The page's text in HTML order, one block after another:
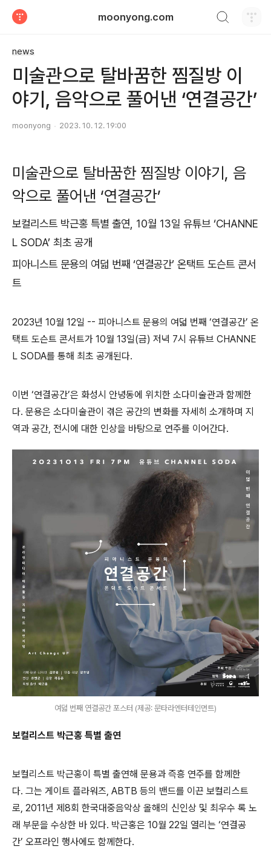
moonyong.com
news
미술관으로 탈바꿈한 찜질방 이
야기, 음악으로 풀어낸 ‘연결공간’
moonyong 2023. 10. 12. 19:00
미술관으로 탈바꿈한 찜질방 이야기, 음
악으로 풀어낸 ‘연결공간’
보컬리스트 박근홍 특별 출연, 10월 13일 유튜브 ‘CHANNE
L SODA’ 최초 공개
피아니스트 문용의 여덟 번째 ‘연결공간’ 온택트 도슨트 콘서
트
2023년 10월 12일 -- 피아니스트 문용의 여덟 번째 ‘연결공간’ 온
택트 도슨트 콘서트가 10월 13일(금) 저녁 7시 유튜브 CHANNE
L SODA를 통해 최초 공개된다.
이번 ‘연결공간’은 화성시 안녕동에 위치한 소다미술관과 함께한
다. 문용은 소다미술관이 겪은 공간의 변화를 자세히 소개하며 지
역과 공간, 전시에 대한 인상을 바탕으로 연주를 이어간다.
여덟 번째 연결공간 포스터 (제공: 문타라엔터테인먼트)
보컬리스트 박근홍 특별 출연
보컬리스트 박근홍이 특별 출연해 문용과 즉흥 연주를 함께한
다. 그는 게이트 플라워즈, ABTB 등의 밴드를 이끈 보컬리스트
로, 2011년 제8회 한국대중음악상 올해의 신인상 및 최우수 록 노
래 부문을 수상한 바 있다. 박근홍은 10월 22일 열리는 ‘연결공
간’ 오프라인 행사에도 함께한다.